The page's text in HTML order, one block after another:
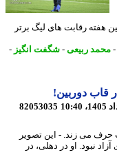
رقابت های لیگ برتر
ربیعی -شگفت انگیز -
دوربین!
82053035
می زند. - این تصویر
او در دهلی، در